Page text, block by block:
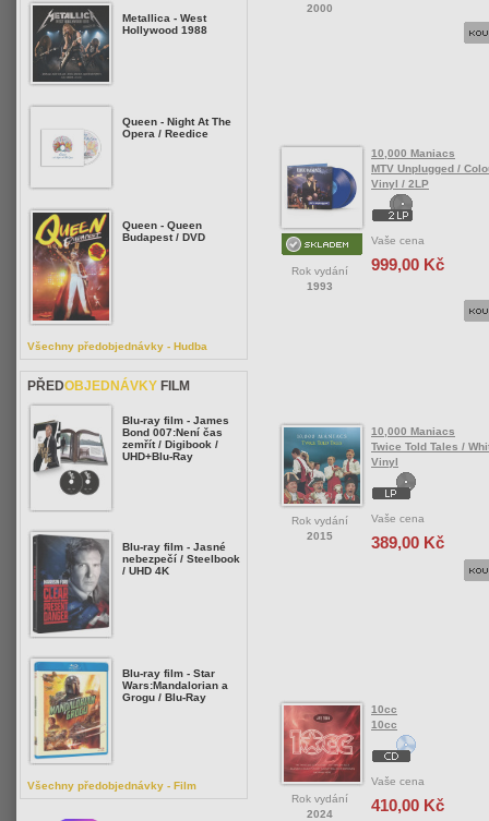
2000
Rok vydání
1993
10,000 Maniacs
MTV Unplugged /
Vinyl / 2LP
Vaše cena
999,00 Kč
Rok vydání
2015
10,000 Maniacs
Twice Told Tales /
Vinyl
Vaše cena
389,00 Kč
Rok vydání
2024
10cc
10cc
Vaše cena
410,00 Kč
Metallica - West
Hollywood 1988
Queen - Night At The
Opera / Reedice
Queen - Queen
Budapest / DVD
Všechny předobjednávky - Hudba
PŘEDOBJEDNÁVKY FILM
Blu-ray film - James
Bond 007:Není čas
zemřít / Digibook /
UHD+Blu-Ray
Blu-ray film - Jasné
nebezpečí / Steelbook
/ UHD 4K
Blu-ray film - Star
Wars:Mandalorian a
Grogu / Blu-Ray
Všechny předobjednávky - Film